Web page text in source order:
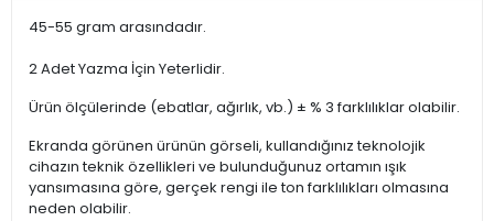
45-55 gram arasındadır.
2 Adet Yazma İçin Yeterlidir.
Ürün ölçülerinde (ebatlar, ağırlık, vb.) ± % 3 farklılıklar olabilir.
Ekranda görünen ürünün görseli, kullandığınız teknolojik
cihazın teknik özellikleri ve bulunduğunuz ortamın ışık
yansımasına göre, gerçek rengi ile ton farklılıkları olmasına
neden olabilir.